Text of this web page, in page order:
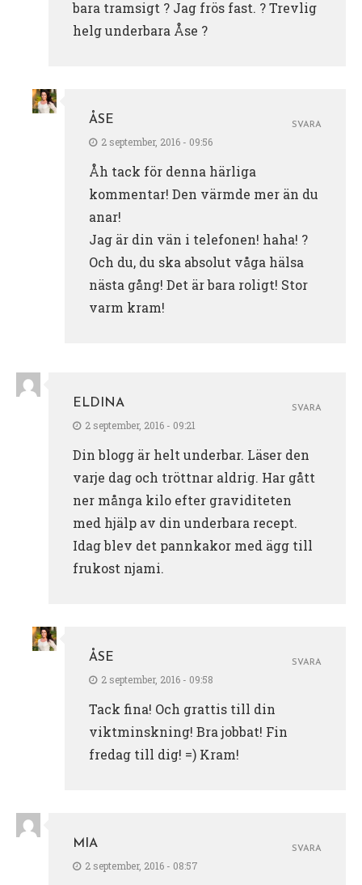
bara tramsigt ? Jag frös fast. ? Trevlig
helg underbara Åse ?
ÅSE
2 september, 2016 - 09:56
Åh tack för denna härliga
kommentar! Den värmde mer än du
anar!
Jag är din vän i telefonen! haha! ?
Och du, du ska absolut våga hälsa
nästa gång! Det är bara roligt! Stor
varm kram!
SVARA
ELDINA
2 september, 2016 - 09:21
Din blogg är helt underbar. Läser den
varje dag och tröttnar aldrig. Har gått
ner många kilo efter graviditeten
med hjälp av din underbara recept.
Idag blev det pannkakor med ägg till
frukost njami.
SVARA
ÅSE
2 september, 2016 - 09:58
Tack fina! Och grattis till din
viktminskning! Bra jobbat! Fin
fredag till dig! =) Kram!
SVARA
MIA
2 september, 2016 - 08:57
SVARA